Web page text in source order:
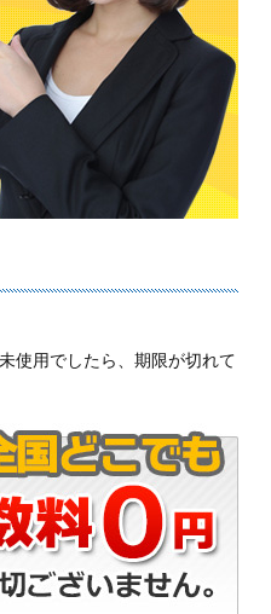
使用でしたら、期限が切れて